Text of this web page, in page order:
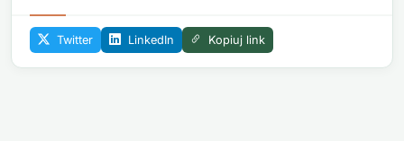
Twitter LinkedIn Kopiuj link